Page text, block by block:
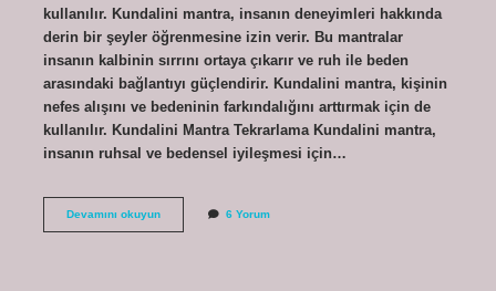
kullanılır. Kundalini mantra, insanın deneyimleri hakkında
derin bir şeyler öğrenmesine izin verir. Bu mantralar
insanın kalbinin sırrını ortaya çıkarır ve ruh ile beden
arasındaki bağlantıyı güçlendirir. Kundalini mantra, kişinin
nefes alışını ve bedeninin farkındalığını arttırmak için de
kullanılır. Kundalini Mantra Tekrarlama Kundalini mantra,
insanın ruhsal ve bedensel iyileşmesi için…
Devamını okuyunKundalini
6 Yorum